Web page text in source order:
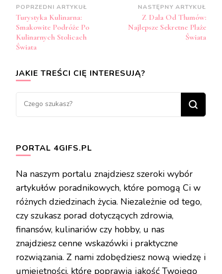
Zobacz
wpisy
POPRZEDNI ARTYKUŁ
Turystyka Kulinarna:
Smakowite Podróże Po
Kulinarnych Stolicach
Świata
NASTĘPNY ARTYKUŁ
Z Dala Od Tłumów:
Najlepsze Sekretne Plaże
Świata
JAKIE TREŚCI CIĘ INTERESUJĄ?
Szukasz
czegoś?
PORTAL 4GIFS.PL
Na naszym portalu znajdziesz szeroki wybór
artykułów poradnikowych, które pomogą Ci w
różnych dziedzinach życia. Niezależnie od tego,
czy szukasz porad dotyczących zdrowia,
finansów, kulinariów czy hobby, u nas
znajdziesz cenne wskazówki i praktyczne
rozwiązania. Z nami zdobędziesz nową wiedzę i
umiejętności, które poprawią jakość Twojego